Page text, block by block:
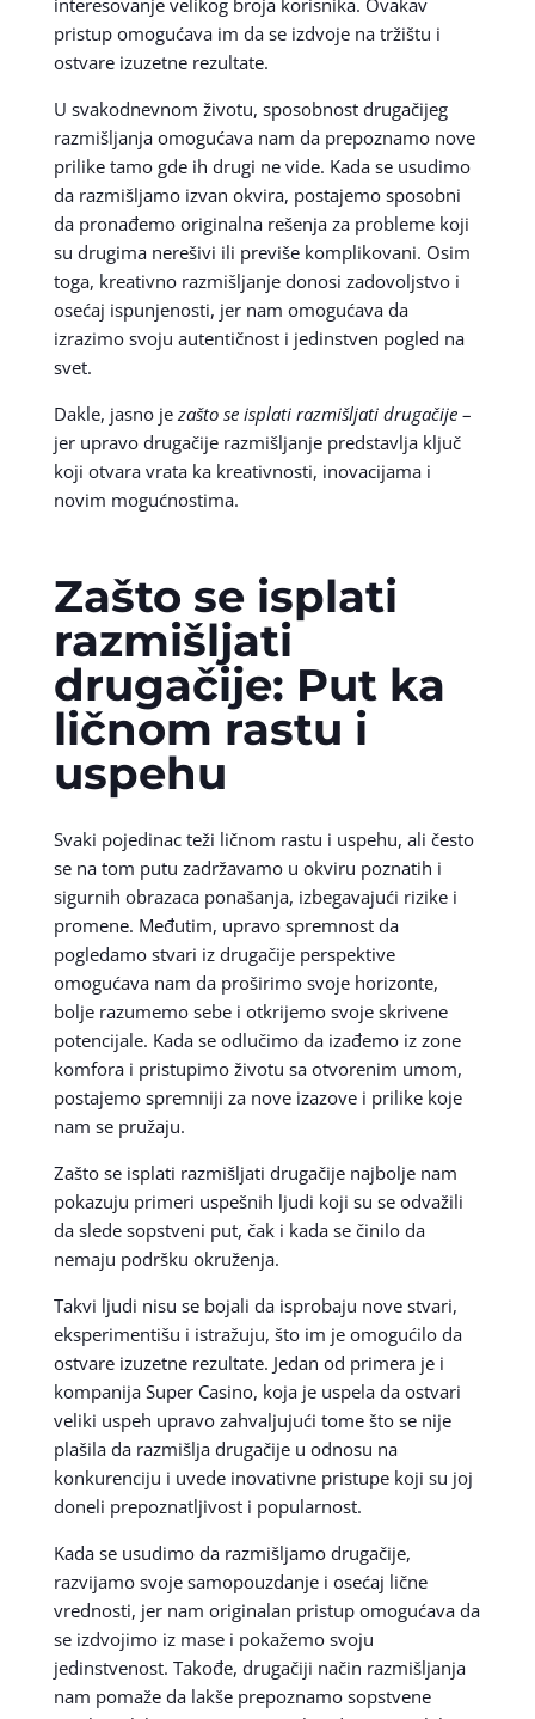
pristup omogućava im da se izdvoje na tržištu i
ostvare izuzetne rezultate.
U svakodnevnom životu, sposobnost drugačijeg
razmišljanja omogućava nam da prepoznamo nove
prilike tamo gde ih drugi ne vide. Kada se usudimo
da razmišljamo izvan okvira, postajemo sposobni
da pronađemo originalna rešenja za probleme koji
su drugima nerešivi ili previše komplikovani. Osim
toga, kreativno razmišljanje donosi zadovoljstvo i
osećaj ispunjenosti, jer nam omogućava da
izrazimo svoju autentičnost i jedinstven pogled na
svet.
Dakle, jasno je zašto se isplati razmišljati drugačije–
jer upravo drugačije razmišljanje predstavlja ključ
koji otvara vrata ka kreativnosti, inovacijama i
novim mogućnostima.
Zašto se isplati
razmišljati
drugačije: Put ka
ličnom rastu i
uspehu
Svaki pojedinac teži ličnom rastu i uspehu, ali često
se na tom putu zadržavamo u okviru poznatih i
sigurnih obrazaca ponašanja, izbegavajući rizike i
promene. Međutim, upravo spremnost da
pogledamo stvari iz drugačije perspektive
omogućava nam da proširimo svoje horizonte,
bolje razumemo sebe i otkrijemo svoje skrivene
potencijale. Kada se odlučimo da izađemo iz zone
komfora i pristupimo životu sa otvorenim umom,
postajemo spremniji za nove izazove i prilike koje
nam se pružaju.
Zašto se isplati razmišljati drugačije najbolje nam
pokazuju primeri uspešnih ljudi koji su se odvažili
da slede sopstveni put, čak i kada se činilo da
nemaju podršku okruženja.
Takvi ljudi nisu se bojali da isprobaju nove stvari,
eksperimentišu i istražuju, što im je omogućilo da
ostvare izuzetne rezultate. Jedan od primera je i
kompanija Super Casino, koja je uspela da ostvari
veliki uspeh upravo zahvaljujući tome što se nije
plašila da razmišlja drugačije u odnosu na
konkurenciju i uvede inovativne pristupe koji su joj
doneli prepoznatljivost i popularnost.
Kada se usudimo da razmišljamo drugačije,
razvijamo svoje samopouzdanje i osećaj lične
vrednosti, jer nam originalan pristup omogućava da
se izdvojimo iz mase i pokažemo svoju
jedinstvenost. Takođe, drugačiji način razmišljanja
nam pomaže da lakše prepoznamo sopstvene